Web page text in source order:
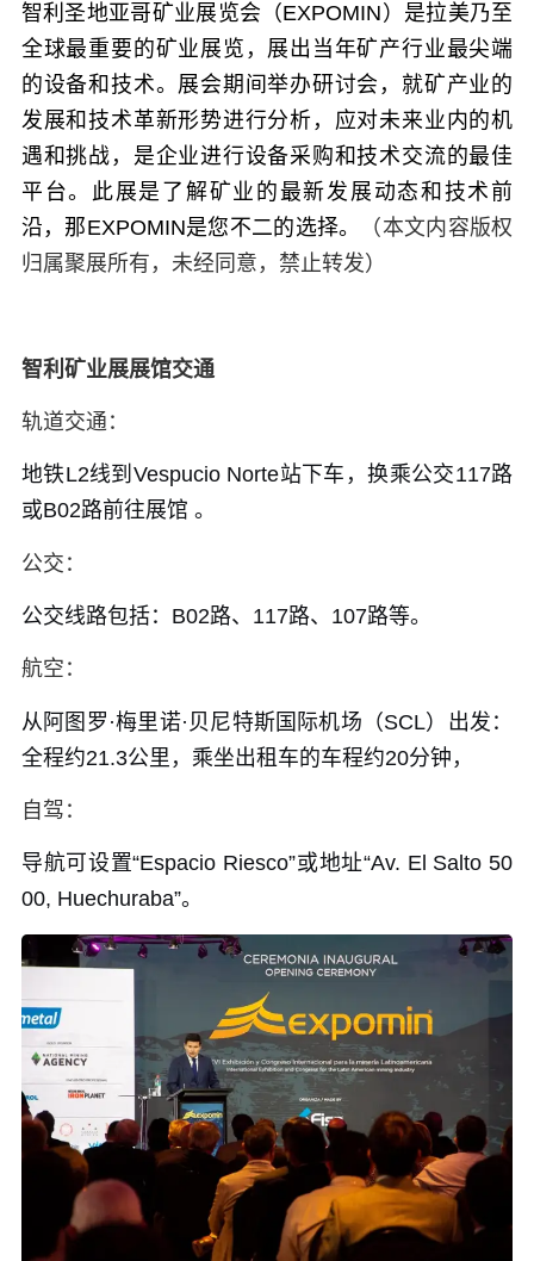
智利圣地亚哥矿业展览会（EXPOMIN） 是拉美乃至
全球最重要的矿业展览，展出当年矿产行业最尖端
的设备和技术。展会期间举办研讨会，就矿产业的
发展和技术革新形势进行分析，应对未来业内的机
遇和挑战，是企业进行设备采购和技术交流的最佳
平台。此展是了解矿业的最新发展动态和技术前
沿，那EXPOMIN是您不二的选择。
（本文内容版权
归属聚展所有，未经同意，禁止转发）
智利矿业展展馆交通
轨道交通：
地铁L2线到Vespucio Norte站下车，换乘公交117路
或B02路前往展馆 。
公交：
公交线路包括：B02路、117路、107路等。
航空：
从阿图罗·梅里诺·贝尼特斯国际机场（SCL）出发：
全程约21.3公里，乘坐出租车的车程约20分钟，
自驾：
导航可设置“Espacio Riesco”或地址“Av. El Salto 50
00, Huechuraba”。